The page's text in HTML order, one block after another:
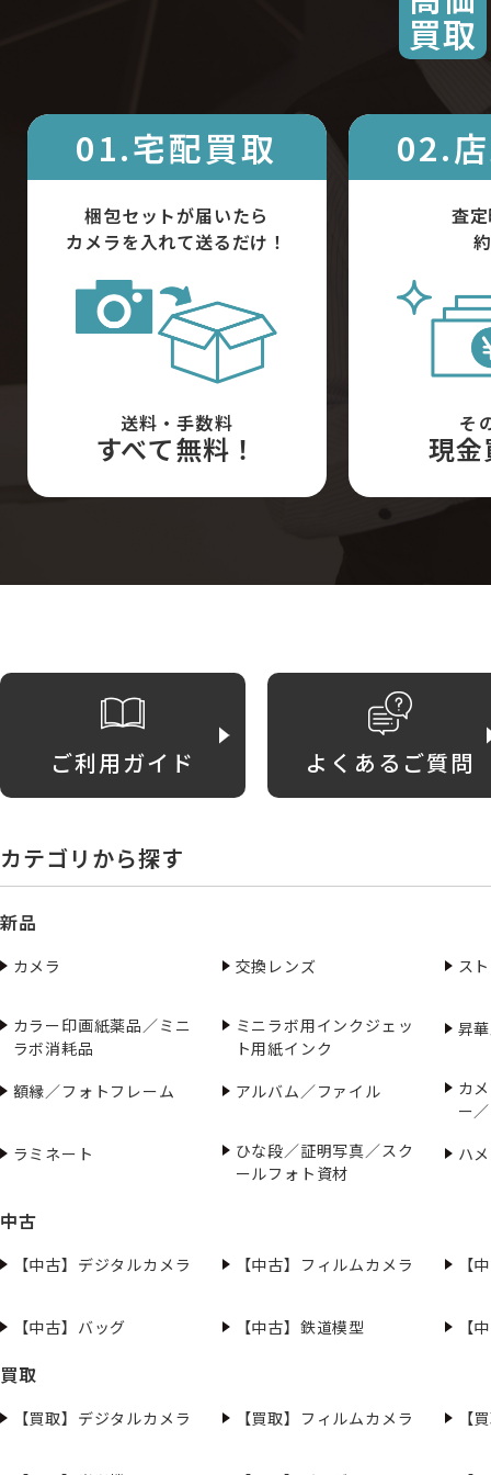
買取
01.宅配買取
梱包セットが届いたら
カメラを入れて送るだけ！
送料・手数料
すべて無料！
02.
査
そ
現
ご利用ガイド よくあるご質問
カテゴリから探す
新品
カメラ 交換レンズ ス
カラー印画紙薬品／ミニ
ラボ消耗品
ミニラボ用インクジェッ
ト用紙インク
昇
額縁／フォトフレーム アルバム／ファイル
カ
ー
ラミネート
ひな段／証明写真／スク
ールフォト資材
ハ
中古
【中古】デジタルカメラ 【中古】フィルムカメラ 【
【中古】バッグ 【中古】鉄道模型 【
買取
【買取】デジタルカメラ 【買取】フィルムカメラ 【